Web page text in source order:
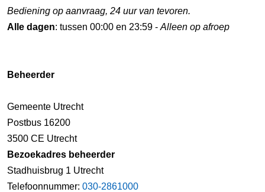
Bediening op aanvraag, 24 uur van tevoren.
Alle dagen: tussen 00:00 en 23:59 - Alleen op afroep
Beheerder
Gemeente Utrecht
Postbus 16200
3500 CE Utrecht
Bezoekadres beheerder
Stadhuisbrug 1 Utrecht
Telefoonnummer: 030-2861000